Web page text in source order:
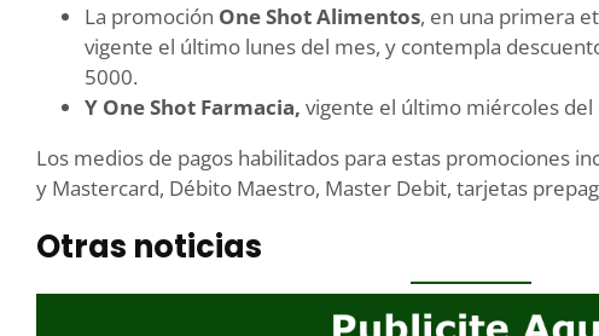
La promoción One Shot Alimentos, en una primera
vigente el último lunes del mes, y contempla
5000.
Y One Shot Farmacia, vigente el último miércoles del
Los medios de pagos habilitados para estas promociones
y Mastercard, Débito Maestro, Master Debit, tarjetas
Otras noticias